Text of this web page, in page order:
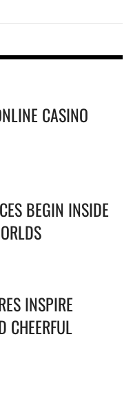
CASINO
BEGIN INSIDE
INSPIRE
CHEERFUL